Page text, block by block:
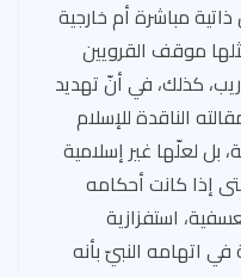
مباشرة أم خارجية
موقف القرويين
ريب، كذلك، في أنّ تهديد
الناقدة للإسلام
لعلّها غير إسلامية
إذا كانت أحكامه
استفزازية
اتهامه النبيّ بأنه